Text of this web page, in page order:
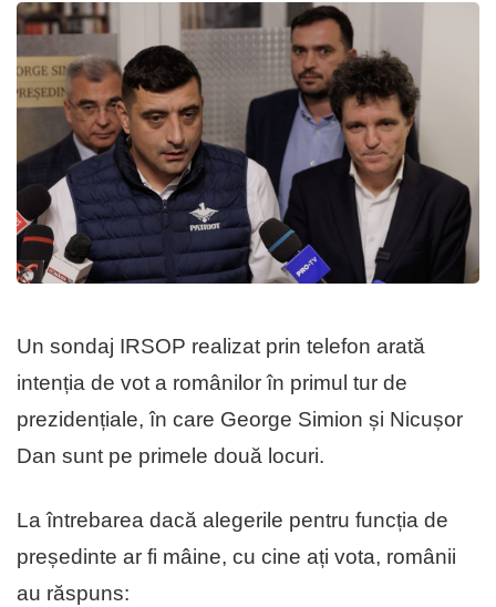
Un sondaj IRSOP realizat prin telefon arată
intenția de vot a românilor în primul tur de
prezidențiale, în care George Simion și Nicușor
Dan sunt pe primele două locuri.
La întrebarea dacă alegerile pentru funcția de
președinte ar fi mâine, cu cine ați vota, românii
au răspuns: